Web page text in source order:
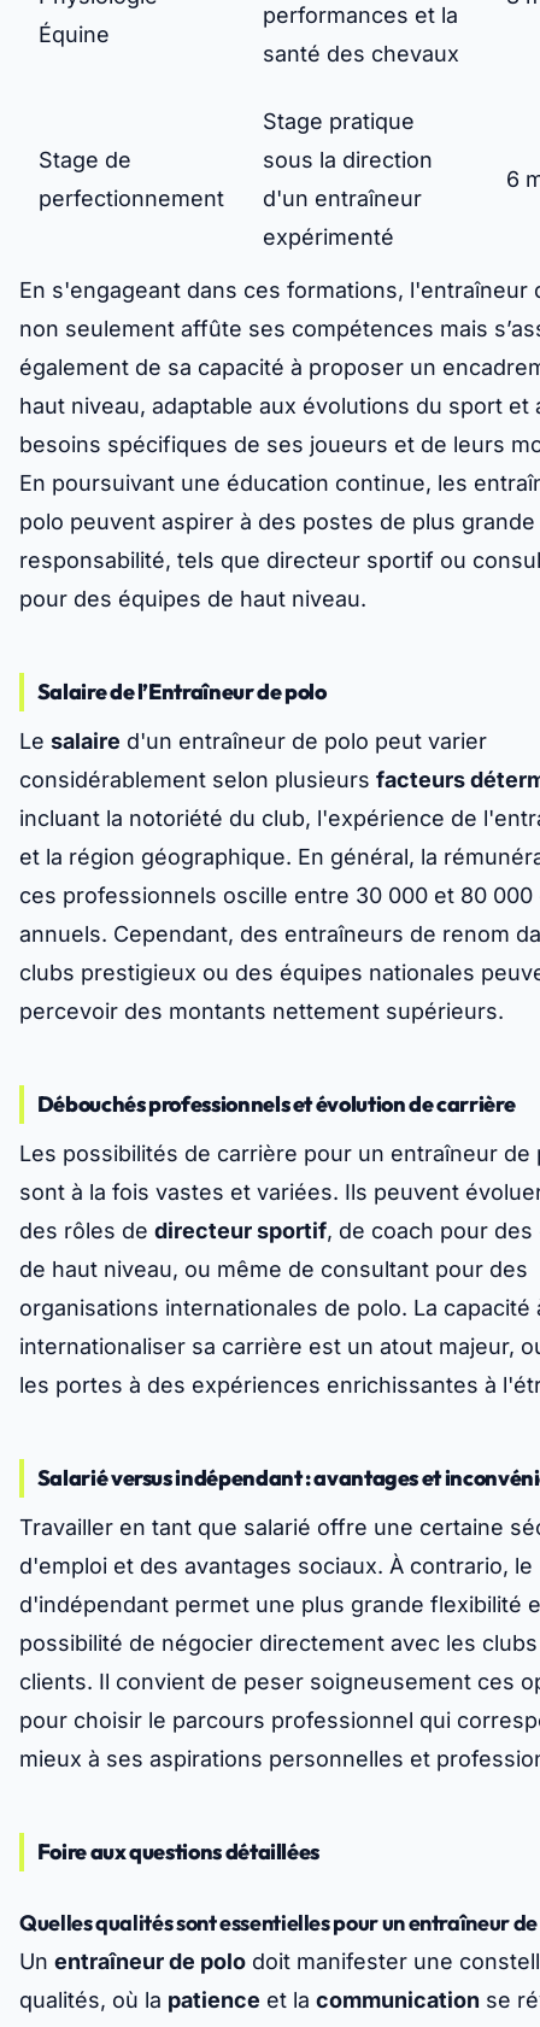
Équine
performances et la
santé des chevaux
Stage de
perfectionnement
Stage pratique
sous la direction
d'un entraîneur
expérimenté
6
En s'engageant dans ces formations, l'entraîneur
non seulement affûte ses compétences mais
également de sa capacité à proposer un
haut niveau, adaptable aux évolutions du sport et
besoins spécifiques de ses joueurs et de leurs
En poursuivant une éducation continue, les
polo peuvent aspirer à des postes de plus grande
responsabilité, tels que directeur sportif ou
pour des équipes de haut niveau.
Salaire de l’Entraîneur de polo
Le salaire d'un entraîneur de polo peut varier
considérablement selon plusieurs facteurs
incluant la notoriété du club, l'expérience de
et la région géographique. En général, la
ces professionnels oscille entre 30 000 et 80 000
annuels. Cependant, des entraîneurs de renom
clubs prestigieux ou des équipes nationales
percevoir des montants nettement supérieurs.
Débouchés professionnels et évolution de carrière
Les possibilités de carrière pour un entraîneur de
sont à la fois vastes et variées. Ils peuvent
des rôles de directeur sportif, de coach pour des
de haut niveau, ou même de consultant pour des
organisations internationales de polo. La capacité
internationaliser sa carrière est un atout majeur,
les portes à des expériences enrichissantes à
Salarié versus indépendant : avantages et
Travailler en tant que salarié offre une certaine
d'emploi et des avantages sociaux. À contrario, le
d'indépendant permet une plus grande flexibilité
possibilité de négocier directement avec les
clients. Il convient de peser soigneusement ces
pour choisir le parcours professionnel qui
mieux à ses aspirations personnelles et
Foire aux questions détaillées
Quelles qualités sont essentielles pour un entraîneur de
Un entraîneur de polo doit manifester une
qualités, où la patience et la communication se